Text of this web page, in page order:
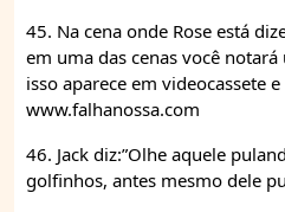
45. Na cena onde Rose está
em uma das cenas você
isso aparece em videocassete
www.falhanossa.com
46. Jack diz:”Olhe aquele
golfinhos, antes mesmo dele